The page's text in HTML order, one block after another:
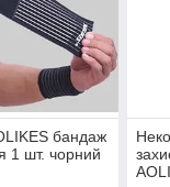
бандаж
1 шт. чорний